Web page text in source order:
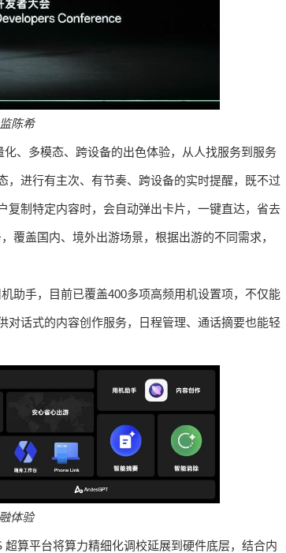
陈希
、多模态、跨设备的出色体验，从人找服务到服务
进行有主次、有节奏、跨设备的实时提醒，既不过
复制特定内容时，会自动弹出卡片，一键直达，省去
覆盖国内、境外出游场景，根据出游的不同需求，
助手，目前已覆盖400多项高频用机设置项，不仅能
话式的内容创作服务，日程管理、通话摘要也能轻
体验
算平台将算力精细化调校延展到硬件底层，结合内